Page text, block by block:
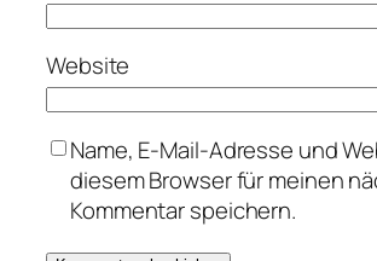
Website
Name, E-Mail-Adresse und
diesem Browser für meinen
Kommentar speichern.